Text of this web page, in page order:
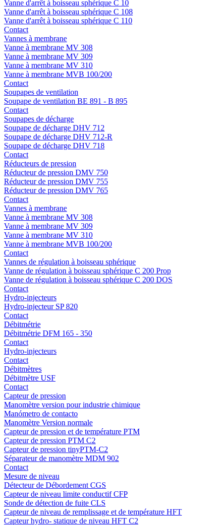
Vanne d'arrêt à boisseau sphérique C 10
Vanne d'arrêt à boisseau sphérique C 108
Vanne d'arrêt à boisseau sphérique C 110
Contact
Vannes à membrane
Vanne à membrane MV 308
Vanne à membrane MV 309
Vanne à membrane MV 310
Vanne à membrane MVB 100/200
Contact
Soupapes de ventilation
Soupape de ventilation BE 891 - B 895
Contact
Soupapes de décharge
Soupape de décharge DHV 712
Soupape de décharge DHV 712-R
Soupape de décharge DHV 718
Contact
Réducteurs de pression
Réducteur de pression DMV 750
Réducteur de pression DMV 755
Réducteur de pression DMV 765
Contact
Vannes à membrane
Vanne à membrane MV 308
Vanne à membrane MV 309
Vanne à membrane MV 310
Vanne à membrane MVB 100/200
Contact
Vannes de régulation à boisseau sphérique
Vanne de régulation à boisseau sphérique C 200 Prop
Vanne de régulation à boisseau sphérique C 200 DOS
Contact
Hydro-injecteurs
Hydro-injecteur SP 820
Contact
Débitmétrie
Débitmétrie DFM 165 - 350
Contact
Hydro-injecteurs
Contact
Débitmètres
Débitmètre USF
Contact
Capteur de pression
Manomètre version pour industrie chimique
Manómetro de contacto
Manomètre Version normale
Capteur de pression et de température PTM
Capteur de pression PTM C2
Capteur de pression tinyPTM-C2
Séparateur de manomètre MDM 902
Contact
Mesure de niveau
Détecteur de Débordement CGS
Capteur de niveau limite conductif CFP
Sonde de détection de fuite CLS
Capteur de niveau de remplissage et de température HFT
Capteur hydro- statique de niveau HFT C2